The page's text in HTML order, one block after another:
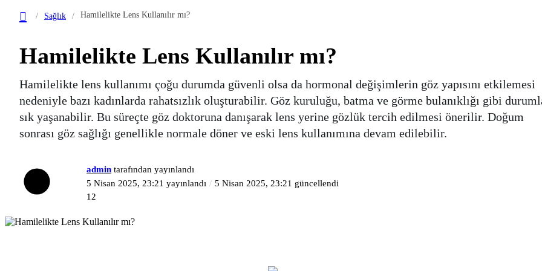
Sağlık Hamilelikte Lens Kullanılır mı?
Hamilelikte Lens Kullanılır mı?
Hamilelikte lens kullanımı çoğu durumda güvenli olsa da hormonal değişimlerin göz yapısını etkilemesi
nedeniyle bazı kadınlarda rahatsızlık oluşturabilir. Göz kuruluğu, batma ve görme bulanıklığı gibi
sık yaşanabilir. Bu süreçte göz doktoruna danışarak lens yerine gözlük tercih edilmesi önerilir. Doğum
sonrası göz sağlığı genellikle normale döner ve eski lens kullanımına devam edilebilir.
admin tarafından yayınlandı
5 Nisan 2025, 23:21 yayınlandı 5 Nisan 2025, 23:21 güncellendi
12